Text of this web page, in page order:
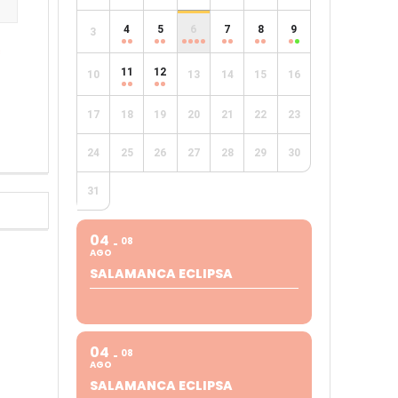
3 4 5 6 7 8 9
10 11 12 13 14 15 16
17 18 19 20 21 22 23
24 25 26 27 28 29 30
31
04
AGO
08
SALAMANCA ECLIPSA
04
AGO
08
SALAMANCA ECLIPSA